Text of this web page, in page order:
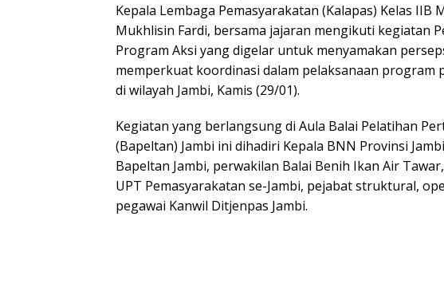
Kepala Lembaga Pemasyarakatan (Kalapas) Kelas IIB
Mukhlisin Fardi, bersama jajaran mengikuti kegiatan
Program Aksi yang digelar untuk menyamakan
memperkuat koordinasi dalam pelaksanaan program
di wilayah Jambi, Kamis (29/01).
Kegiatan yang berlangsung di Aula Balai Pelatihan
(Bapeltan) Jambi ini dihadiri Kepala BNN Provinsi
Bapeltan Jambi, perwakilan Balai Benih Ikan Air
UPT Pemasyarakatan se-Jambi, pejabat struktural,
pegawai Kanwil Ditjenpas Jambi.